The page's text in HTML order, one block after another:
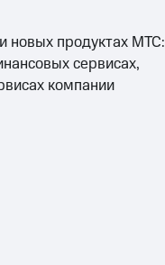
новых продуктах МТС:
сервисах,
компании